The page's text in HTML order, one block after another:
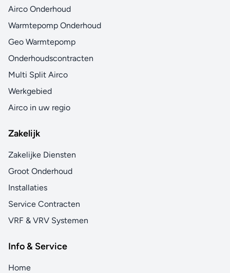
Airco Onderhoud
Warmtepomp Onderhoud
Geo Warmtepomp
Onderhoudscontracten
Multi Split Airco
Werkgebied
Airco in uw regio
Zakelijk
Zakelijke Diensten
Groot Onderhoud
Installaties
Service Contracten
VRF & VRV Systemen
Info & Service
Home